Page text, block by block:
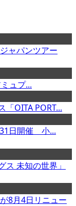
ャパンツアー
ュプ...
「OITA PORT...
日開催 小...
未知の世界」
8月4日リニュー